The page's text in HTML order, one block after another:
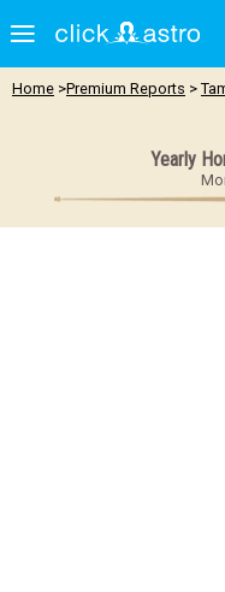
Home >Premium Reports >
Yearly